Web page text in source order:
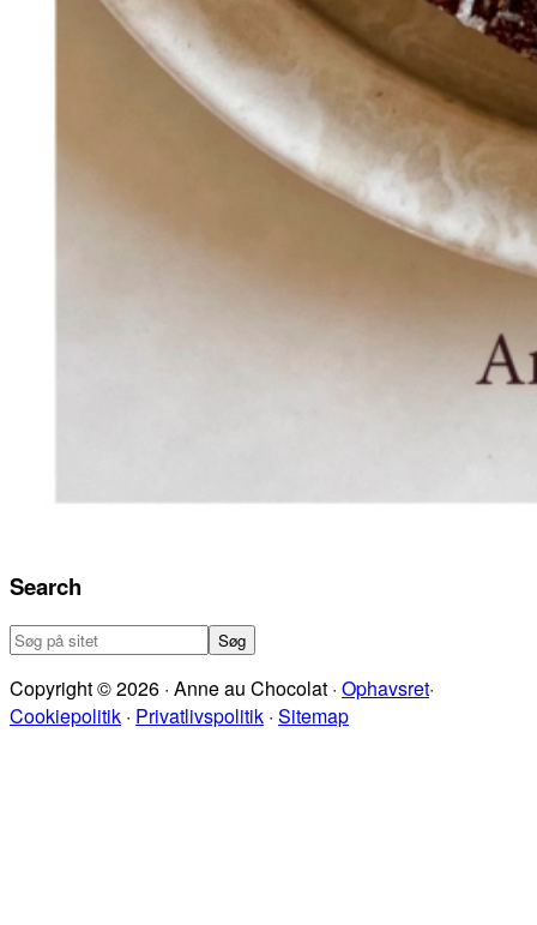
Search
Søg
sitet
Copyright © 2026 · Anne au Chocolat · Ophavsret·
Cookiepolitik · Privatlivspolitik · Sitemap